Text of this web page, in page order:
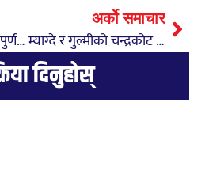
घिरिङ गाउँपालिकालाई पुर्ण खोप सुनिश्चितता तथा दिगोपना घोषणा
अर्को समाचार
म्याग्दे र गुल्मीको चन्द्रकोट गाउँपालिकाविच असल अभ्यास सम्बन्धि अनुभव आदान प्रदान
दिनुहोस्